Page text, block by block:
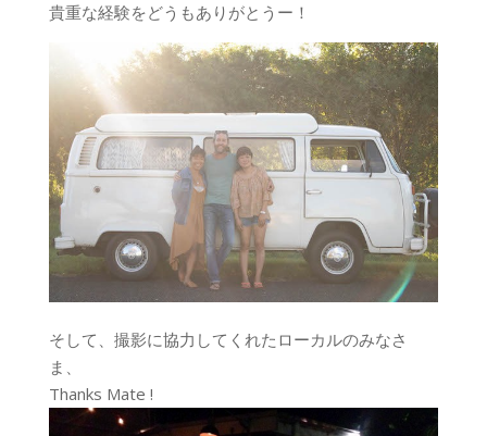
貴重な経験をどうもありがとうー！
そして、撮影に協力してくれたローカルのみなさ
ま、
Thanks Mate !